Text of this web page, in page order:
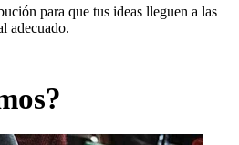
para que tus ideas lleguen a las
adecuado.